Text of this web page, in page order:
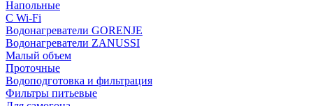
Напольные
С Wi-Fi
Водонагреватели GORENJE
Водонагреватели ZANUSSI
Малый объем
Проточные
Водоподготовка и фильтрация
Фильтры питьевые